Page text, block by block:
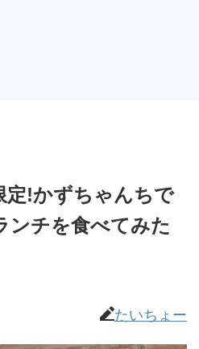
定!かずちゃんちで
ンチを食べてみた
たいちょー